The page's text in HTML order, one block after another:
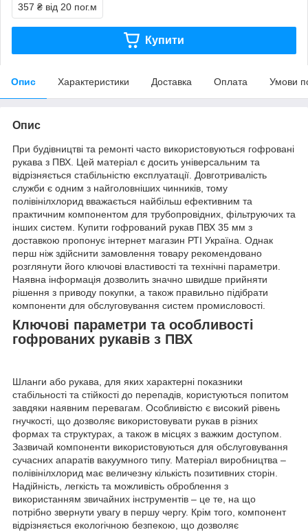
357 ₴ від 20 пог.м
Купити
Опис Характеристики Доставка Оплата Умови
Опис
При будівництві та ремонті часто використовуються гофровані
рукава з ПВХ. Цей матеріал є досить універсальним та
відрізняється стабільністю експлуатації. Довготривалість
служби є одним з найголовніших чинників, тому
полівінілхлорид вважається найбільш ефективним та
практичним компонентом для трубопровідних, фільтруючих та
інших систем. Купити гофрований рукав ПВХ 35 мм з
доставкою пропонує інтернет магазин РТІ Україна. Однак
перш ніж здійснити замовлення товару рекомендовано
розглянути його ключові властивості та технічні параметри.
Наявна інформація дозволить значно швидше прийняти
рішення з приводу покупки, а також правильно підібрати
компоненти для обслуговування систем промисловості.
Ключові параметри та особливості
гофрованих рукавів з ПВХ
Шланги або рукава, для яких характерні показники
стабільності та стійкості до перепадів, користуються попитом
завдяки наявним перевагам. Особливістю є високий рівень
гнучкості, що дозволяє використовувати рукав в різних
формах та структурах, а також в місцях з важким доступом.
Зазвичай компоненти використовуються для обслуговування
сучасних апаратів вакуумного типу. Матеріал виробництва –
полівінілхлорид має величезну кількість позитивних сторін.
Надійність, легкість та можливість оброблення з
використанням звичайних інструментів – це те, на що
потрібно звернути увагу в першу чергу. Крім того, компонент
відрізняється екологічною безпекою, що дозволяє